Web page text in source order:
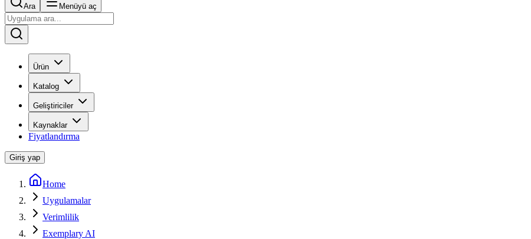
Ara Menüyü aç
Ürün
Katalog
Geliştiriciler
Kaynaklar
Fiyatlandırma
Giriş yap
Home
Uygulamalar
Verimlilik
Exemplary AI